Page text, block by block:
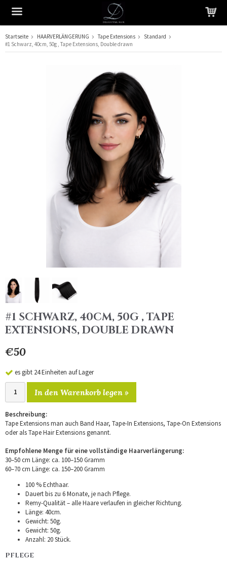
Das Produkt wurde in Ihren Warenkorb gelegt
Startseite HAARVERLÄNGERUNG Tape Extensions
Standard
#1 Schwarz, 40cm, 50g , Tape Extensions, Double drawn
#1 SCHWARZ, 40CM, 50G , TAPE
EXTENSIONS, DOUBLE DRAWN
€50
es gibt 24 Einheiten auf Lager
In den Warenkorb legen »
Beschreibung:
Tape Extensions man auch Band Haar, Tape-In Extensions, Tape-On Extensions
oder als Tape Hair Extensions genannt.
Empfohlene Menge für eine vollständige Haarverlängerung:
30–50 cm Länge: ca. 100–150 Gramm
60–70 cm Länge: ca. 150–200 Gramm
100 % Echthaar.
Dauert bis zu 6 Monate, je nach Pflege.
Remy-Qualität – alle Haare verlaufen in gleicher Richtung.
Länge: 40cm.
Gewicht: 50g.
Gewicht: 50g.
Anzahl: 20 Stück.
PFLEGE